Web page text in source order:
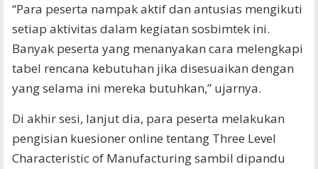
“Para peserta nampak aktif dan antusias mengikuti
setiap aktivitas dalam kegiatan sosbimtek ini.
Banyak peserta yang menanyakan cara melengkapi
tabel rencana kebutuhan jika disesuaikan dengan
yang selama ini mereka butuhkan,” ujarnya.
Di akhir sesi, lanjut dia, para peserta melakukan
pengisian kuesioner online tentang Three Level
Characteristic of Manufacturing sambil dipandu